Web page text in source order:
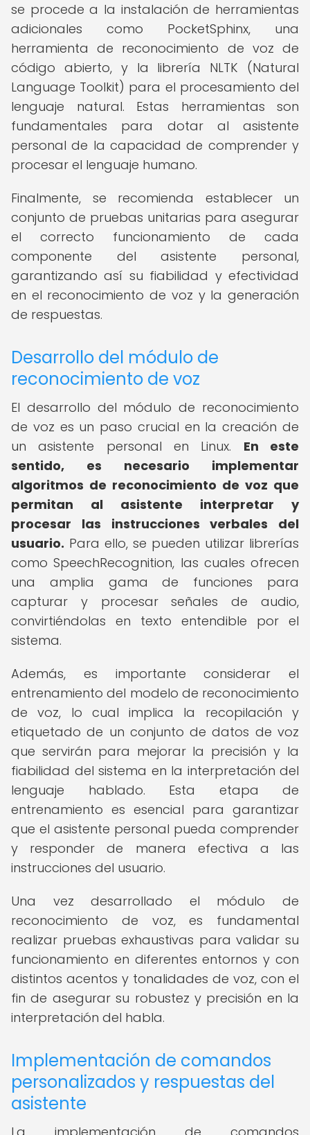
se procede a la instalación de herramientas
adicionales como PocketSphinx, una
herramienta de reconocimiento de voz de
código abierto, y la librería NLTK (Natural
Language Toolkit) para el procesamiento del
lenguaje natural. Estas herramientas son
fundamentales para dotar al asistente
personal de la capacidad de comprender y
procesar el lenguaje humano.
Finalmente, se recomienda establecer un
conjunto de pruebas unitarias para asegurar
el correcto funcionamiento de cada
componente del asistente personal,
garantizando así su fiabilidad y efectividad
en el reconocimiento de voz y la generación
de respuestas.
Desarrollo del módulo de
reconocimiento de voz
El desarrollo del módulo de reconocimiento
de voz es un paso crucial en la creación de
un asistente personal en Linux. En este
sentido, es necesario implementar
algoritmos de reconocimiento de voz que
permitan al asistente interpretar y
procesar las instrucciones verbales del
usuario. Para ello, se pueden utilizar librerías
como SpeechRecognition, las cuales ofrecen
una amplia gama de funciones para
capturar y procesar señales de audio,
convirtiéndolas en texto entendible por el
sistema.
Además, es importante considerar el
entrenamiento del modelo de reconocimiento
de voz, lo cual implica la recopilación y
etiquetado de un conjunto de datos de voz
que servirán para mejorar la precisión y la
fiabilidad del sistema en la interpretación del
lenguaje hablado. Esta etapa de
entrenamiento es esencial para garantizar
que el asistente personal pueda comprender
y responder de manera efectiva a las
instrucciones del usuario.
Una vez desarrollado el módulo de
reconocimiento de voz, es fundamental
realizar pruebas exhaustivas para validar su
funcionamiento en diferentes entornos y con
distintos acentos y tonalidades de voz, con el
fin de asegurar su robustez y precisión en la
interpretación del habla.
Implementación de comandos
personalizados y respuestas del
asistente